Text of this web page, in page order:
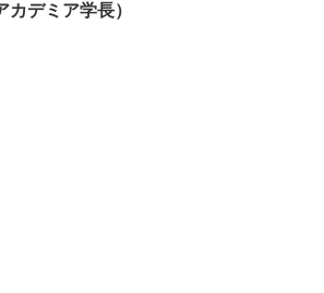
デミア学長）